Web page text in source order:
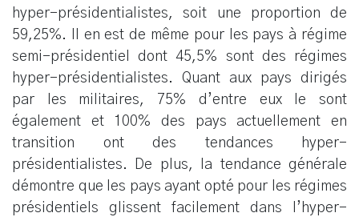
hyper-présidentialistes, soit une proportion de
59,25%. Il en est de même pour les pays à régime
semi-présidentiel dont 45,5% sont des régimes
hyper-présidentialistes. Quant aux pays dirigés
par les militaires, 75% d’entre eux le sont
également et 100% des pays actuellement en
transition ont des tendances hyper-
présidentialistes. De plus, la tendance générale
démontre que les pays ayant opté pour les régimes
présidentiels glissent facilement dans l’hyper-